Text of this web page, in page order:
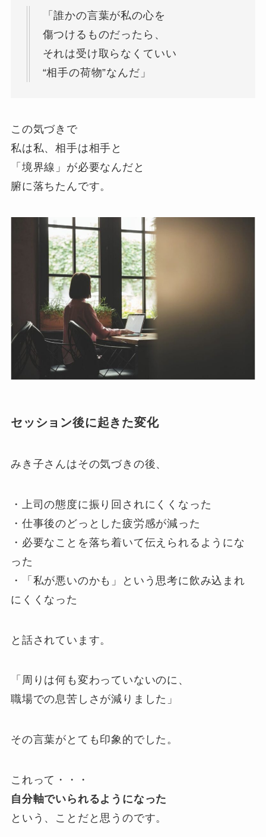
「誰かの言葉が私の心を
傷つけるものだったら、
それは受け取らなくていい
“相手の荷物”なんだ」
この気づきで
私は私、相手は相手と
「境界線」が必要なんだと
腑に落ちたんです。
セッション後に起きた変化
みき子さんはその気づきの後、
・上司の態度に振り回されにくくなった
・仕事後のどっとした疲労感が減った
・必要なことを落ち着いて伝えられるようにな
った
・「私が悪いのかも」という思考に飲み込まれ
にくくなった
と話されています。
「周りは何も変わっていないのに、
職場での息苦しさが減りました」
その言葉がとても印象的でした。
これって・・・
自分軸でいられるようになった
という、ことだと思うのです。